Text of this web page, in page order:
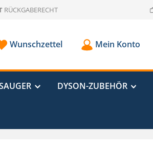
RÜCKGABERECHT
Wunschzettel Mein Konto
DYSON-ZUBEHÖR